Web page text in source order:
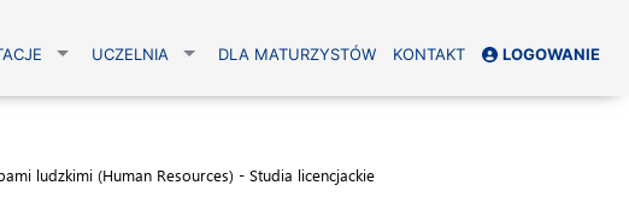
UCZELNIA DLA MATURZYSTÓW KONTAKT LOGOWANIE